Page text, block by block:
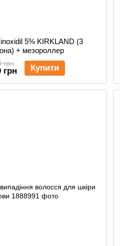
5% KIRKLAND (3
+ мезороллер
грн
грн Купити